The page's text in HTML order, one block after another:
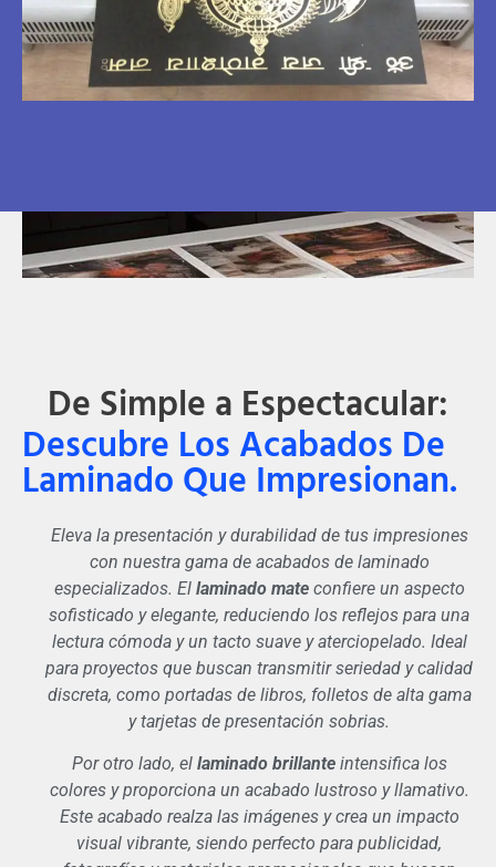
De Simple a Espectacular:
Descubre Los Acabados De
Laminado Que Impresionan.
Eleva la presentación y durabilidad de tus impresiones
con nuestra gama de acabados de laminado
especializados. El laminado mateconfiere un aspecto
sofisticado y elegante, reduciendo los reflejos para una
lectura cómoda y un tacto suave y aterciopelado. Ideal
para proyectos que buscan transmitir seriedad y calidad
discreta, como portadas de libros, folletos de alta gama
y tarjetas de presentación sobrias.
Por otro lado, el laminado brillanteintensifica los
colores y proporciona un acabado lustroso y llamativo.
Este acabado realza las imágenes y crea un impacto
visual vibrante, siendo perfecto para publicidad,